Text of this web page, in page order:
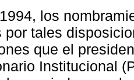
los
por tales
que el
Institucional